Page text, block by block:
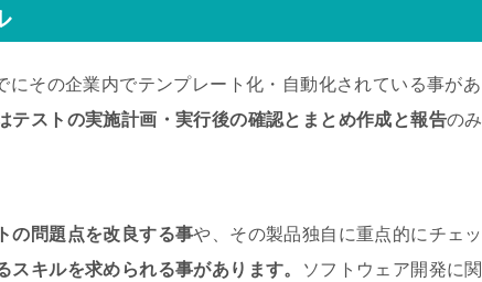
その企業内でテンプレート化・自動化されている事があ
テストの実施計画・実行後の確認とまとめ作成と報告のみ
の問題点を改良する事や、その製品独自に重点的にチェッ
スキルを求められる事があります。 ソフトウェア開発に関